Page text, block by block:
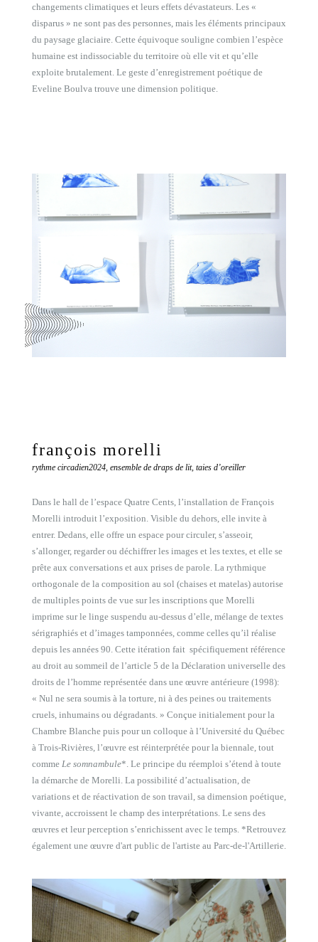
changements climatiques et leurs effets dévastateurs. Les «
disparus » ne sont pas des personnes, mais les éléments principaux
du paysage glaciaire. Cette équivoque souligne combien l’espèce
humaine est indissociable du territoire où elle vit et qu’elle
exploite brutalement. Le geste d’enregistrement poétique de
Eveline Boulva trouve une dimension politique.
françois morelli
rythme circadien2024, ensemble de draps de lit, taies d’oreiller
Dans le hall de l’espace Quatre Cents, l’installation de François
Morelli introduit l’exposition. Visible du dehors, elle invite à
entrer. Dedans, elle offre un espace pour circuler, s’asseoir,
s’allonger, regarder ou déchiffrer les images et les textes, et elle se
prête aux conversations et aux prises de parole. La rythmique
orthogonale de la composition au sol (chaises et matelas) autorise
de multiples points de vue sur les inscriptions que Morelli
imprime sur le linge suspendu au-dessus d’elle, mélange de textes
sérigraphiés et d’images tamponnées, comme celles qu’il réalise
depuis les années 90. Cette itération fait spécifiquement référence
au droit au sommeil de l’article 5 de la Déclaration universelle des
droits de l’homme représentée dans une œuvre antérieure (1998):
« Nul ne sera soumis à la torture, ni à des peines ou traitements
cruels, inhumains ou dégradants. » Conçue initialement pour la
Chambre Blanche puis pour un colloque à l’Université du Québec
à Trois-Rivières, l’œuvre est réinterprétée pour la biennale, tout
comme Le somnambule*. Le principe du réemploi s’étend à toute
la démarche de Morelli. La possibilité d’actualisation, de
variations et de réactivation de son travail, sa dimension poétique,
vivante, accroissent le champ des interprétations. Le sens des
œuvres et leur perception s’enrichissent avec le temps. *Retrouvez
également une œuvre d'art public de l'artiste au Parc-de-l'Artillerie.